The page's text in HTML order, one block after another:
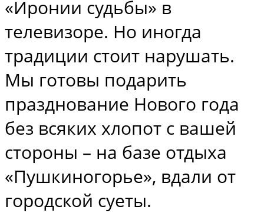
«Иронии судьбы» в
телевизоре. Но иногда
традиции стоит нарушать.
Мы готовы подарить
празднование Нового года
без всяких хлопот с вашей
стороны – на базе отдыха
«Пушкиногорье», вдали от
городской суеты.